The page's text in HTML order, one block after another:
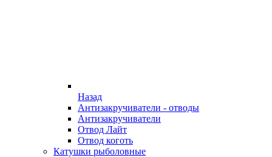
Назад
Антизакручиватели - отводы
Антизакручиватели
Отвод Лайт
Отвод коготь
Катушки рыболовные